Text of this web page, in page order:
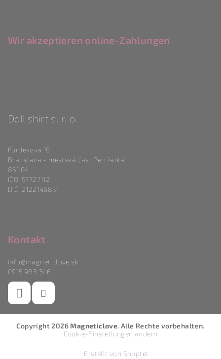
Wir akzeptieren online-Zahlungen
Doll shirt s. r. o.
Furdekova 19
Bratislava - mestská časť Petržalka
851 04
IČO: 57727112
DIČ: 2122146851
Kontakt
info@magneticlove.sk
0915 983 346
Copyright 2026Magneticlove. Alle Rechte vorbehalten.
Cookie-Einstellungen ändern
Erstellt von Shoptet